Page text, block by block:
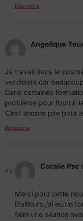
Répondre
Angelique
Je travail dans le
vendeuse car
Dans certaines
problème pour fournir
C’est encore pire pour
Répondre
Coralie Psc
Merci pour cette
D’ailleurs j’ai eu un
faire une séance